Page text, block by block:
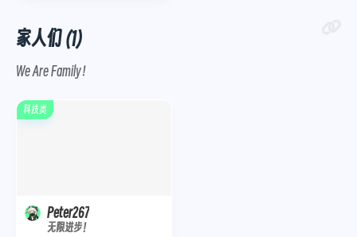
家人们 (1)
We Are Family！
科技类
Peter267
无限进步！